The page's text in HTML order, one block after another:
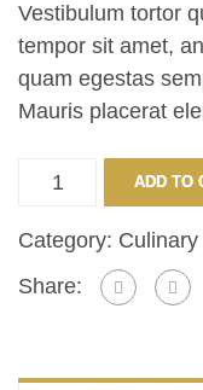
Vestibulum tortor
tempor sit amet,
quam egestas
Mauris placerat
Chutney
ADD TO
Category: Culinary
Share: